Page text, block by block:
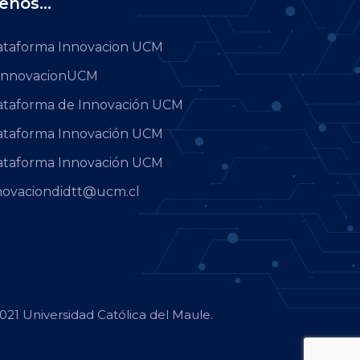
Innovacion UCM
de Innovación UCM
Innovación UCM
Innovación UCM
Universidad Católica del Maule.